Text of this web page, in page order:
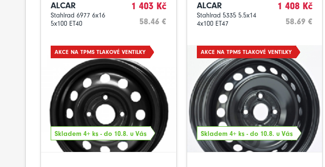
ALCAR
Stahlrad 6977 6x16
5x100 ET40
1 403 Kč
58.46 €
AKCE NA TPMS TLAKOVÉ VENTILKY
Skladem 4+ ks - do 10.8. u Vás
ALCAR
Stahlrad 5335 5.5x14
4x100 ET47
1 408 Kč
58.69 €
AKCE NA TPMS TLAKOVÉ VENTILKY
Skladem 4+ ks - do 10.8. u Vás